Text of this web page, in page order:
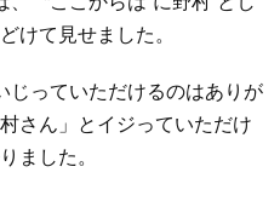
けて見せました。
じっていただけるのはありが
さん」とイジっていただけ
ました。